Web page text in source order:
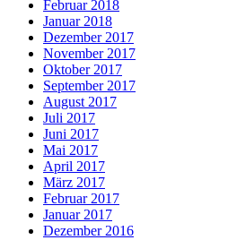
Februar 2018
Januar 2018
Dezember 2017
November 2017
Oktober 2017
September 2017
August 2017
Juli 2017
Juni 2017
Mai 2017
April 2017
März 2017
Februar 2017
Januar 2017
Dezember 2016